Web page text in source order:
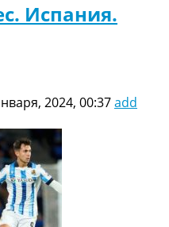
Испания.
2024, 00:37add